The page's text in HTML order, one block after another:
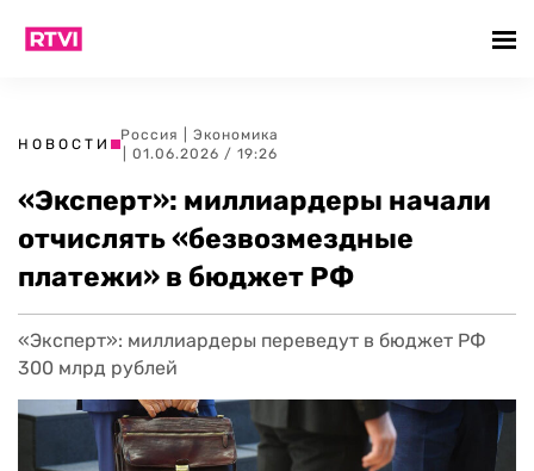
НОВОСТИ
Россия
Экономика
| 01.06.2026 / 19:26
«Эксперт»: миллиардеры начали
отчислять «безвозмездные
платежи» в бюджет РФ
«Эксперт»: миллиардеры переведут в бюджет РФ
300 млрд рублей